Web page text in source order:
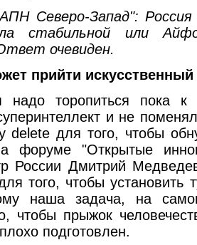
Северо-Запад": Россия
стабильной или
очевиден.
прийти искусственный
надо торопиться пока
и не
delete для того, чтобы
форуме "Открытые
России Дмитрий
того, чтобы
наша задача, на
чтобы прыжок
подготовлен.